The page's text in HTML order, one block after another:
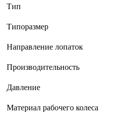
Тип
Типоразмер
Направление лопаток
Производительность
Давление
Материал рабочего колеса